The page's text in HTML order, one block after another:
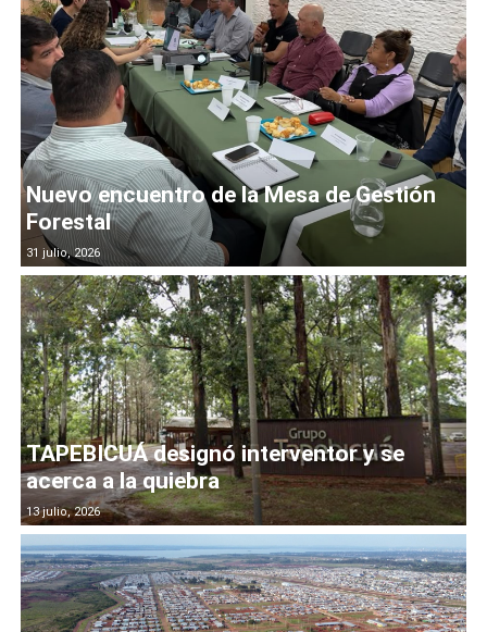
Nuevo encuentro de la Mesa de Gestión
Forestal
31 julio, 2026
TAPEBICUÁ designó interventor y se
acerca a la quiebra
13 julio, 2026